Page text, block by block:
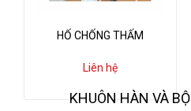
HỐ CHỐNG THẤM
Liên hệ
KHUÔN HÀN VÀ